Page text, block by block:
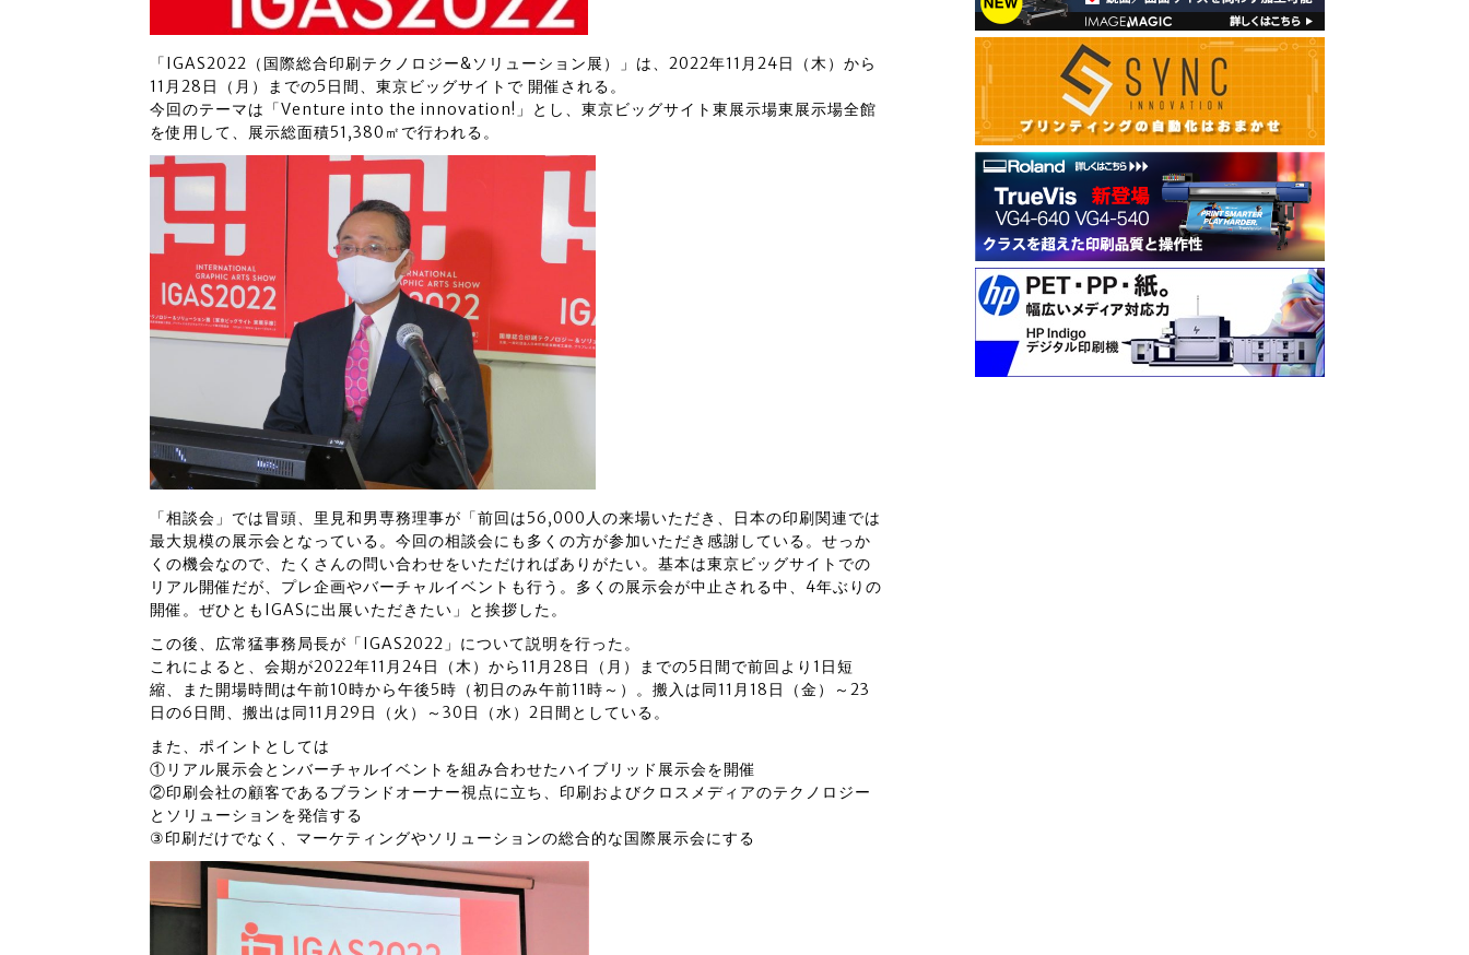
「IGAS2022（国際総合印刷テクノロジー&ソリューション展）」は、2022年11月24日（木）から
11月28日（月）までの5日間、東京ビッグサイトで 開催される。
今回のテーマは「Venture into the innovation!」とし、東京ビッグサイト東展示場東展示場全館
を使用して、展示総面積51,380㎡で行われる。
「相談会」では冒頭、里見和男専務理事が「前回は56,000人の来場いただき、日本の印刷関連では
最大規模の展示会となっている。今回の相談会にも多くの方が参加いただき感謝している。せっか
くの機会なので、たくさんの問い合わせをいただければありがたい。基本は東京ビッグサイトでの
リアル開催だが、プレ企画やバーチャルイベントも行う。多くの展示会が中止される中、4年ぶりの
開催。ぜひともIGASに出展いただきたい」と挨拶した。
この後、広常猛事務局長が「IGAS2022」について説明を行った。
これによると、会期が2022年11月24日（木）から11月28日（月）までの5日間で前回より1日短
縮、また開場時間は午前10時から午後5時（初日のみ午前11時～）。搬入は同11月18日（金）～23
日の6日間、搬出は同11月29日（火）～30日（水）2日間としている。
また、ポイントとしては
①リアル展示会とンバーチャルイベントを組み合わせたハイブリッド展示会を開催
②印刷会社の顧客であるブランドオーナー視点に立ち、印刷およびクロスメディアのテクノロジー
とソリューションを発信する
③印刷だけでなく、マーケティングやソリューションの総合的な国際展示会にする